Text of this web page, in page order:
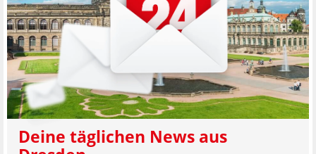
Deine täglichen News aus